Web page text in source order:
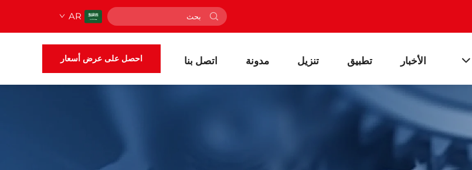
AR
الأخبار تطبيق تنزيل مدونة اتصل بنا احصل على عرض أسعار